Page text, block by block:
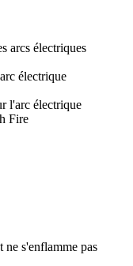
arcs électriques
électrique
l'arc électrique
Fire
ne s'enflamme pas